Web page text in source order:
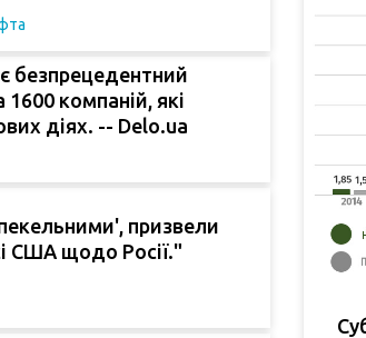
безпрецедентний
компаній, які
діях. -- Delo.ua
призвели
США щодо Росії."